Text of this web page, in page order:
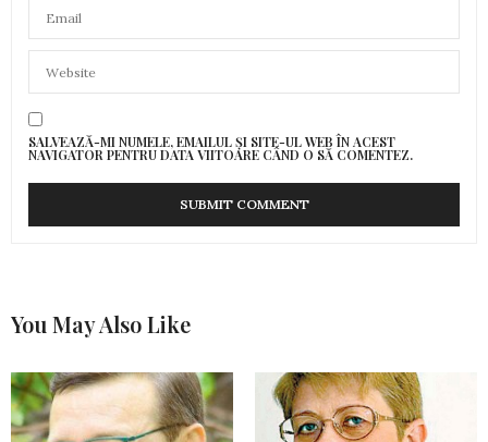
SALVEAZĂ-MI NUMELE, EMAILUL ȘI SITE-UL WEB ÎN ACEST
NAVIGATOR PENTRU DATA VIITOARE CÂND O SĂ COMENTEZ.
You May Also Like